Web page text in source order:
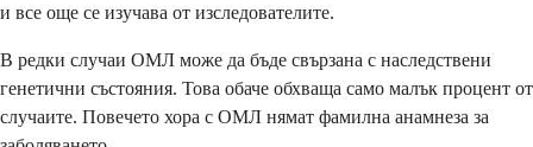
и все още се изучава от изследователите.
В редки случаи ОМЛ може да бъде свързана с наследствени
генетични състояния. Това обаче обхваща само малък процент от
случаите. Повечето хора с ОМЛ нямат фамилна анамнеза за